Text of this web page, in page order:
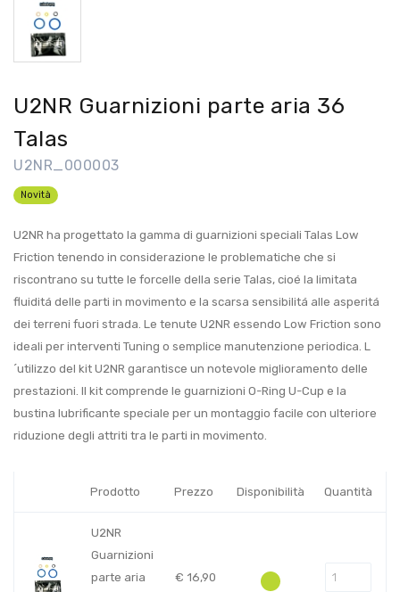
U2NR Guarnizioni parte aria 36
Talas
U2NR_000003
Novità
U2NR ha progettato la gamma di guarnizioni speciali Talas Low
Friction tenendo in considerazione le problematiche che si
riscontrano su tutte le forcelle della serie Talas, cioé la limitata
fluiditá delle parti in movimento e la scarsa sensibilitá alle asperitá
dei terreni fuori strada. Le tenute U2NR essendo Low Friction sono
ideali per interventi Tuning o semplice manutenzione periodica. L
´utilizzo del kit U2NR garantisce un notevole miglioramento delle
prestazioni. Il kit comprende le guarnizioni O-Ring U-Cup e la
bustina lubrificante speciale per un montaggio facile con ulteriore
riduzione degli attriti tra le parti in movimento.
Prodotto Prezzo Disponibilità Quantità
U2NR
Guarnizioni
parte aria
€ 16,90